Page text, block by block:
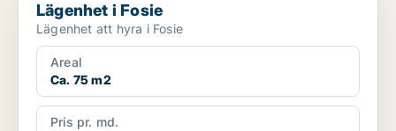
Lägenhet i Fosie
Lägenhet att hyra i Fosie
Areal
Ca. 75 m2
Pris pr. md.